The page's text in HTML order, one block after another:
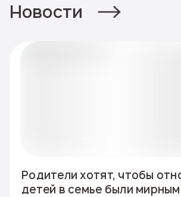
Новости
Родители хотят, чтобы
детей в семье были